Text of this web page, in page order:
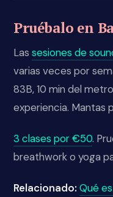
Pruébalo en
Las sesiones de
varias veces por
83B, 10 min del
experiencia. Mantas
3 clases por €50.
breathwork o yoga
Relacionado: Qué